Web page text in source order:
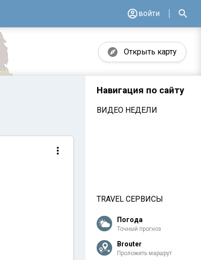
войти
Открыть карту
Навигация по сайту
ВИДЕО НЕДЕЛИ
TRAVEL СЕРВИСЫ
Погода
Точный прогноз
Brouter
Проложить маршрут